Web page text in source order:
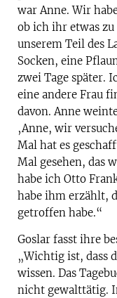
war Anne. Wir
ob ich ihr etwas zu
unserem Teil des
Socken, eine
zwei Tage später.
eine andere Frau
davon. Anne
‚Anne, wir
Mal hat es
Mal gesehen, das
habe ich Otto
habe ihm erzählt,
getroffen habe.“
Goslar fasst ihre
„Wichtig ist, dass
wissen. Das
nicht gewalttätig.